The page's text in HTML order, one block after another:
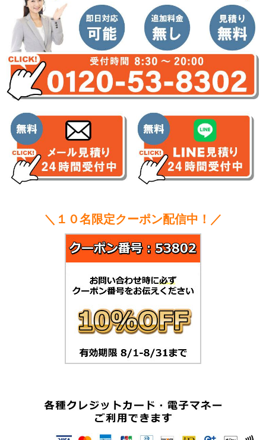
＼１０名限定クーポン配信中！／